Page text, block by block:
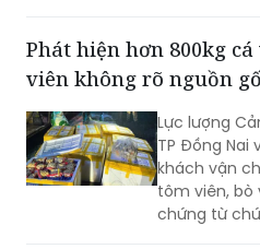
Phát hiện hơn 800kg
viên không rõ nguồn
Lực lượng
TP Đồng Nai
khách vận
tôm viên, bò
chứng từ